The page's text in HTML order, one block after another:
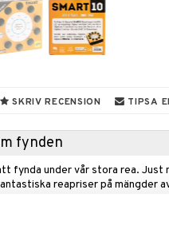
SKRIV RECENSION TIPSA
fynden
fynda under vår stora rea. Just
reapriser på mängder